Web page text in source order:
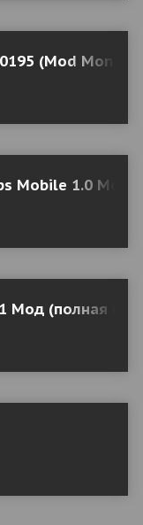
(Mod Money)
Mobile 1.0 Мод
Мод (полная